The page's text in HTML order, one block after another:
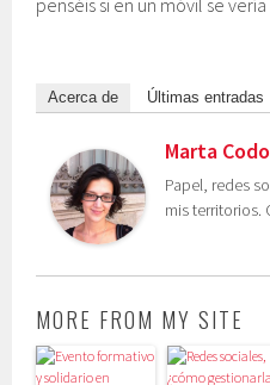
penséis si en un móvil se
Acerca de Últimas entradas
Marta
Papel, redes
mis territorios.
MORE FROM MY SITE